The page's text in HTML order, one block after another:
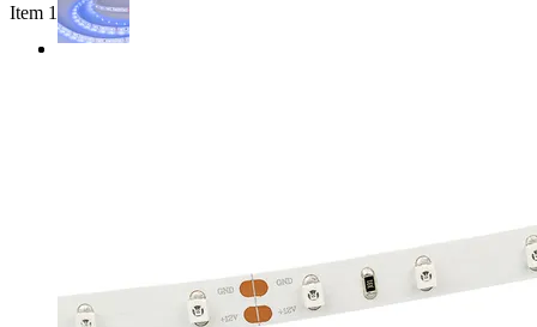
Item 1 of 2